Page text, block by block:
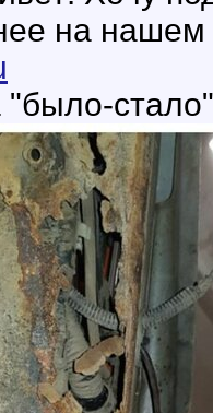
на нашем
"было-